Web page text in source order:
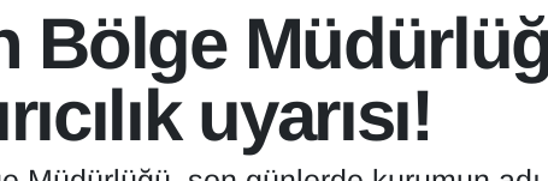
Bölge
uyarısı!